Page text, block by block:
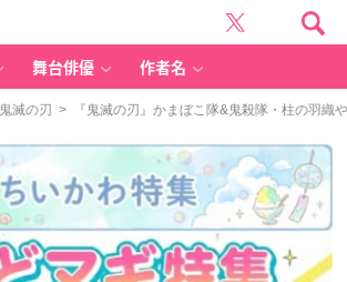
舞台俳優 作者名
鬼滅の刃 > 『鬼滅の刃』かまぼこ隊&鬼殺隊・柱の羽織